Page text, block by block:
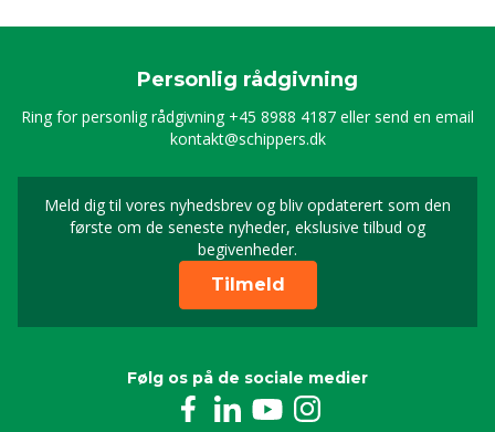
Personlig rådgivning
Ring for personlig rådgivning +45 8988 4187 eller send en email
kontakt@schippers.dk
Meld dig til vores nyhedsbrev og bliv opdaterert som den
første om de seneste nyheder, ekslusive tilbud og
begivenheder.
Timeld dig vores
Tilmeld
Følg os på de sociale medier